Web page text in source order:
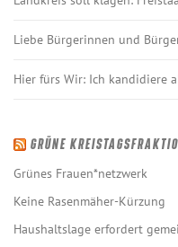
Liebe Bürgerinnen und
Hier fürs Wir: Ich kandidiere
GRÜNE
Grünes Frauen*netzwerk
Keine Rasenmäher-Kürzung
Haushaltslage erfordert